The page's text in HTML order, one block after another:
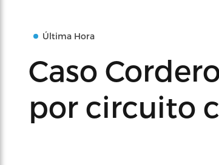
Última Hora
Caso
por circuito